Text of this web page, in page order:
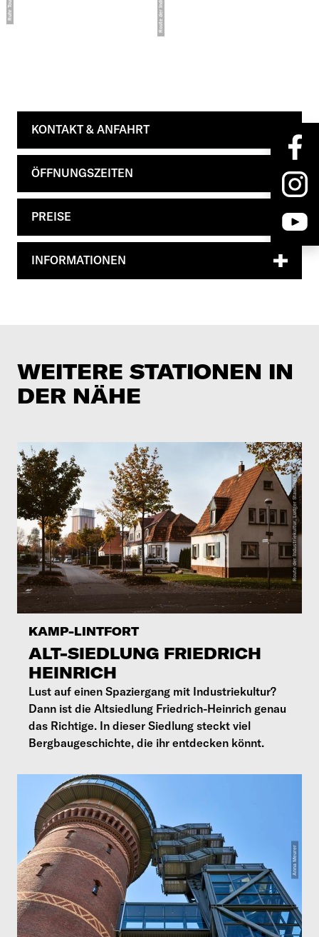
KONTAKT & ANFAHRT
ÖFFNUNGSZEITEN
PREISE
INFORMATIONEN
WEITERE STATIONEN IN
DER NÄHE
KAMP-LINTFORT
ALT-SIEDLUNG FRIEDRICH
HEINRICH
Lust auf einen Spaziergang mit Industriekultur?
Dann ist die Altsiedlung Friedrich-Heinrich genau
das Richtige. In dieser Siedlung steckt viel
Bergbaugeschichte, die ihr entdecken könnt.